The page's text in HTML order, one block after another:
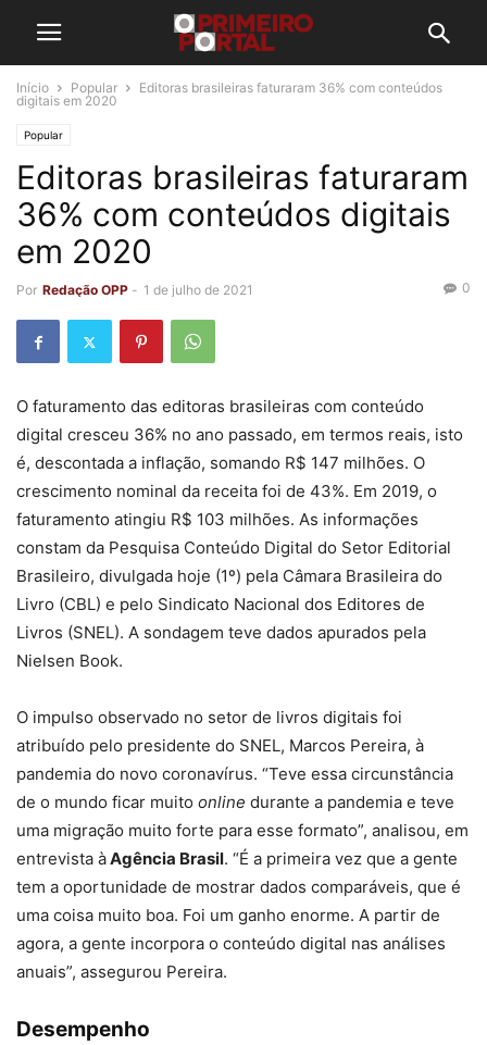
Início Popular
Editoras brasileiras faturaram 36% com conteúdos
digitais em 2020
Popular
Editoras brasileiras faturaram
36% com conteúdos digitais
em 2020
Por Redação OPP - 1 de julho de 2021 0
O faturamento das editoras brasileiras com conteúdo
digital cresceu 36% no ano passado, em termos reais, isto
é, descontada a inflação, somando R$ 147 milhões. O
crescimento nominal da receita foi de 43%. Em 2019, o
faturamento atingiu R$ 103 milhões. As informações
constam da Pesquisa Conteúdo Digital do Setor Editorial
Brasileiro, divulgada hoje (1º) pela Câmara Brasileira do
Livro (CBL) e pelo Sindicato Nacional dos Editores de
Livros (SNEL). A sondagem teve dados apurados pela
Nielsen Book.
O impulso observado no setor de livros digitais foi
atribuído pelo presidente do SNEL, Marcos Pereira, à
pandemia do novo coronavírus. “Teve essa circunstância
de o mundo ficar muito online durante a pandemia e teve
uma migração muito forte para esse formato”, analisou, em
entrevista àAgência Brasil. “É a primeira vez que a gente
tem a oportunidade de mostrar dados comparáveis, que é
uma coisa muito boa. Foi um ganho enorme. A partir de
agora, a gente incorpora o conteúdo digital nas análises
anuais”, assegurou Pereira.
Desempenho